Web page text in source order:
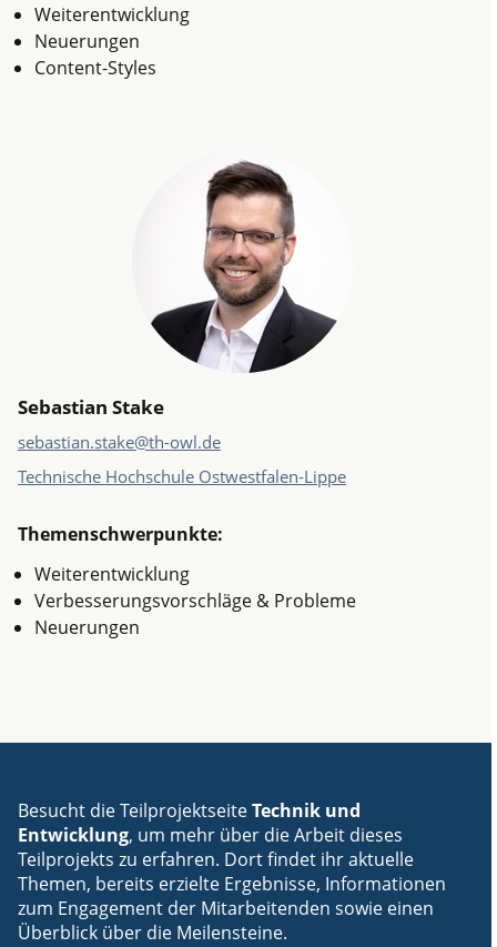
Weiterentwicklung
Neuerungen
Content-Styles
Sebastian Stake
sebastian.stake@th-owl.de
Technische Hochschule Ostwestfalen-Lippe
Themenschwerpunkte:
Weiterentwicklung
Verbesserungsvorschläge & Probleme
Neuerungen
Besucht die TeilprojektseiteTechnik und
Entwicklung, um mehr über die Arbeit dieses
Teilprojekts zu erfahren. Dort findet ihr aktuelle
Themen, bereits erzielte Ergebnisse, Informationen
zum Engagement der Mitarbeitenden sowie einen
Überblick über die Meilensteine.